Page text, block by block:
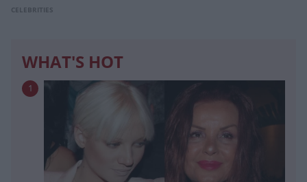
CELEBRITIES
WHAT'S HOT
1